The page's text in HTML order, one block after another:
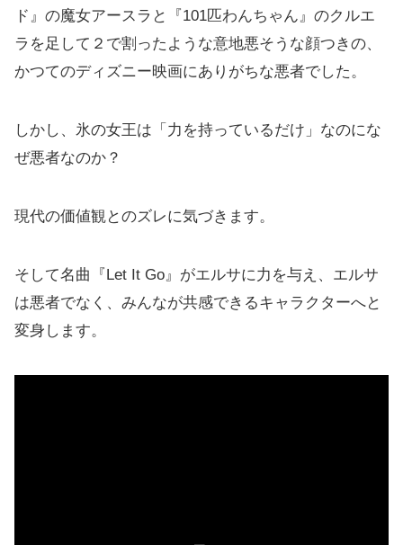
ド』の魔女アースラと『101匹わんちゃん』のクルエ
ラを足して２で割ったような意地悪そうな顔つきの、
かつてのディズニー映画にありがちな悪者でした。
しかし、氷の女王は「力を持っているだけ」なのにな
ぜ悪者なのか？
現代の価値観とのズレに気づきます。
そして名曲『Let It Go』がエルサに力を与え、エルサ
は悪者でなく、みんなが共感できるキャラクターへと
変身します。